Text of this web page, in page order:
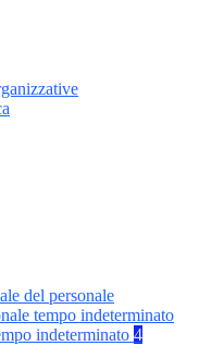
del personale
tempo indeterminato
indeterminato 4